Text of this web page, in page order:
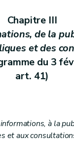
et certificats
Du permis
Des actes et travaux
Des charges
permis de lotir
Des actes
Chapitre III
de la
et des
du 3
art. 41)
à la
et aux